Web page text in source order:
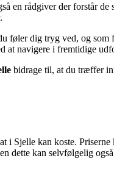
en rådgiver der forstår
føler dig tryg ved, og
at navigere i fremtidige
bidrage til, at du træffer
Sjelle kan koste.
dette kan selvfølgelig